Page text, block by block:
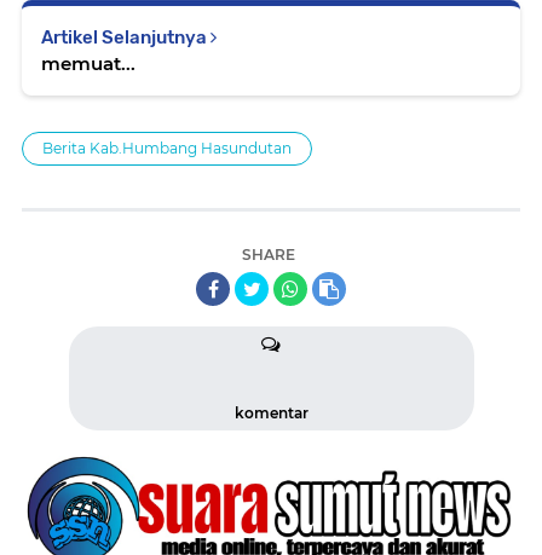
Artikel Selanjutnya
memuat...
Berita Kab.Humbang Hasundutan
SHARE
komentar